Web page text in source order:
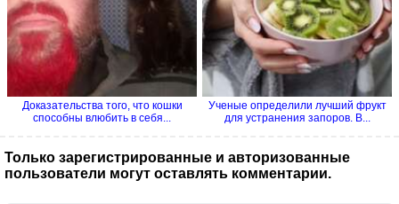
Доказательства того, что кошки
способны влюбить в себя...
Ученые определили лучший фрукт
для устранения запоров. В...
Только зарегистрированные и авторизованные
пользователи могут оставлять комментарии.